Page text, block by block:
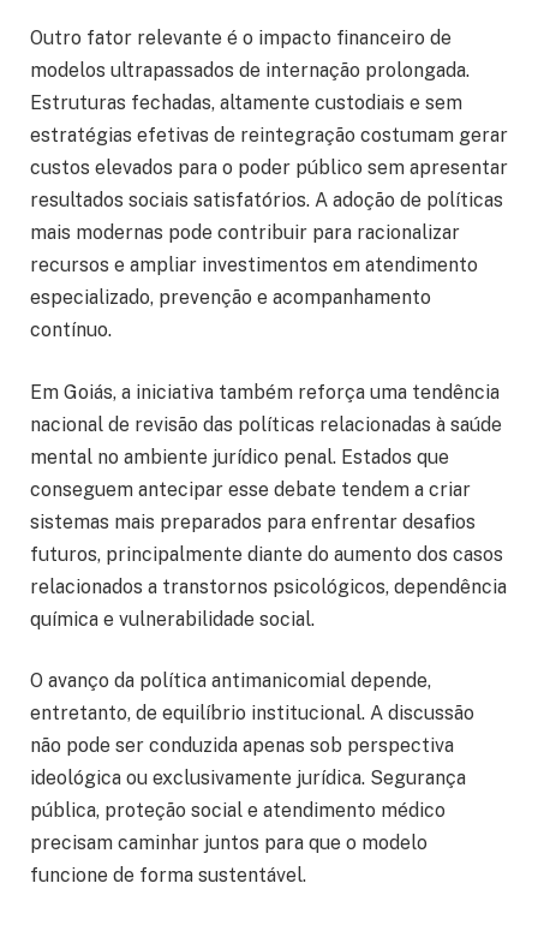
Outro fator relevante é o impacto financeiro de
modelos ultrapassados de internação prolongada.
Estruturas fechadas, altamente custodiais e sem
estratégias efetivas de reintegração costumam gerar
custos elevados para o poder público sem apresentar
resultados sociais satisfatórios. A adoção de políticas
mais modernas pode contribuir para racionalizar
recursos e ampliar investimentos em atendimento
especializado, prevenção e acompanhamento
contínuo.
Em Goiás, a iniciativa também reforça uma tendência
nacional de revisão das políticas relacionadas à saúde
mental no ambiente jurídico penal. Estados que
conseguem antecipar esse debate tendem a criar
sistemas mais preparados para enfrentar desafios
futuros, principalmente diante do aumento dos casos
relacionados a transtornos psicológicos, dependência
química e vulnerabilidade social.
O avanço da política antimanicomial depende,
entretanto, de equilíbrio institucional. A discussão
não pode ser conduzida apenas sob perspectiva
ideológica ou exclusivamente jurídica. Segurança
pública, proteção social e atendimento médico
precisam caminhar juntos para que o modelo
funcione de forma sustentável.